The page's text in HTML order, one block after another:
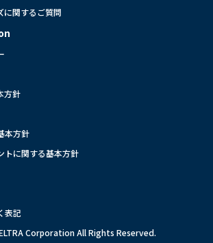
に関するご質問
方針
本方針
トに関する基本方針
表記
Corporation All Rights Reserved.